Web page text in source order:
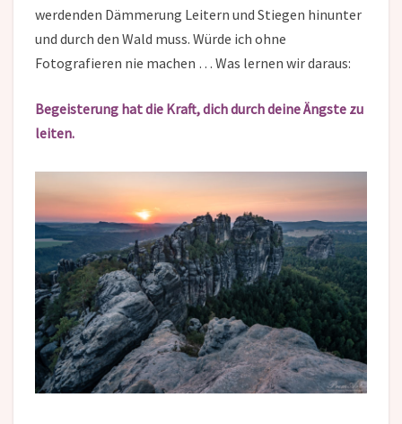
werdenden Dämmerung Leitern und Stiegen hinunter
und durch den Wald muss. Würde ich ohne
Fotografieren nie machen … Was lernen wir daraus:
Begeisterung hat die Kraft, dich durch deine Ängste zu
leiten.